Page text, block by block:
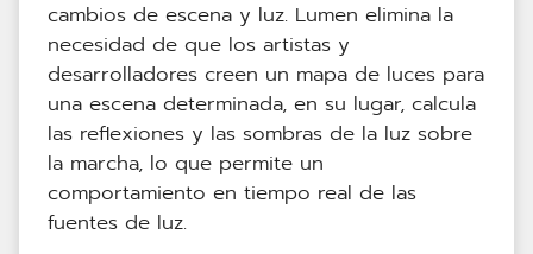
cambios de escena y luz. Lumen elimina la
necesidad de que los artistas y
desarrolladores creen un mapa de luces para
una escena determinada, en su lugar, calcula
las reflexiones y las sombras de la luz sobre
la marcha, lo que permite un
comportamiento en tiempo real de las
fuentes de luz.